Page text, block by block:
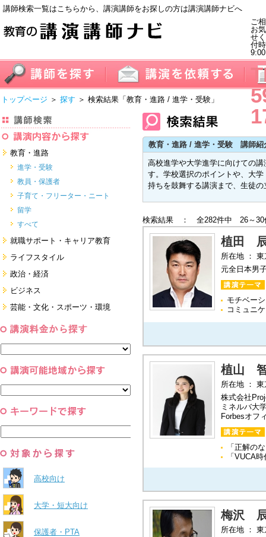
講師検索一覧はこちらから、講演講師をお探しの方は講演講師ナビへ
ご
お
せ
付
トップページ ＞ 探す ＞ 検索結果 「教育・進路 / 進学・受験」
教育・進路
進学・受験
教員・保護者
子育て・フリーター・ニート
留学
すべて
就職サポート・キャリア教育
就職サポートツール対策
面接・ディスカッション・マナー
対策
ライフスタイル
健康・美容・女性・食育
看護・介護・ボランティア
すべて
政治・経済
国際
日本
ビジネス
経営・マーケティング・ファイナ
ンス
コーチング・メンタルヘルス・人
芸能・文化・スポーツ・環境
スポーツ
すべて
高校向け
大学・短大向け
保護者・PTA
教育・進路 / 進学・受験 講師紹
高校進学や大学進学に向けての
す。学校選択のポイントや、大
持ちを鼓舞する講演まで、生徒
検索結果 ： 全282件中 26～30
植田
所在地 ：
元全日本男
モチベー
コミュニ
植山
所在地 ：
株式会社
ミネルバ大
Forbesオフ
「正解の
「VUCA
梅沢
所在地 ：